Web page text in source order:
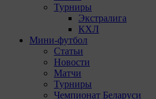
Турниры
Экстралига
КХЛ
Мини-футбол
Статьи
Новости
Матчи
Турниры
Чемпионат Беларуси